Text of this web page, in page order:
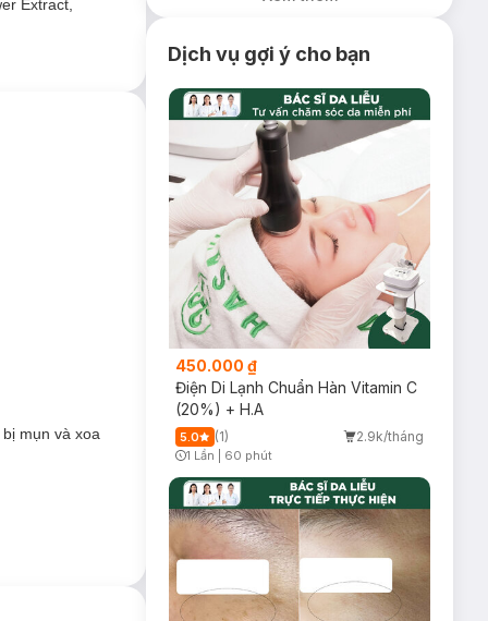
Extract,
mụn và xoa
Dịch vụ gợi ý cho bạn
450.000 ₫
Điện Di Lạnh Chuẩn Hàn Vitamin C
(20%) + H.A
5.0 (1) 2.9k/tháng
1 Lần 60 phút